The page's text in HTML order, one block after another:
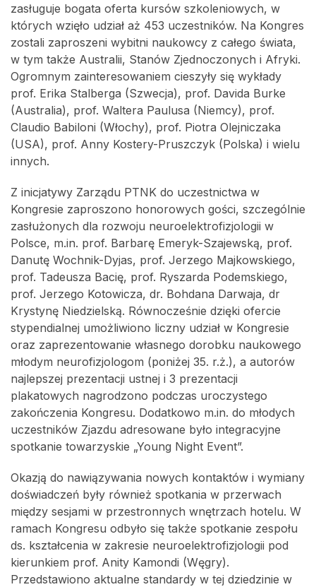
zasługuje bogata oferta kursów szkoleniowych, w
których wzięło udział aż 453 uczestników. Na Kongres
zostali zaproszeni wybitni naukowcy z całego świata,
w tym także Australii, Stanów Zjednoczonych i Afryki.
Ogromnym zainteresowaniem cieszyły się wykłady
prof. Erika Stalberga (Szwecja), prof. Davida Burke
(Australia), prof. Waltera Paulusa (Niemcy), prof.
Claudio Babiloni (Włochy), prof. Piotra Olejniczaka
(USA), prof. Anny Kostery-Pruszczyk (Polska) i wielu
innych.
Z inicjatywy Zarządu PTNK do uczestnictwa w
Kongresie zaproszono honorowych gości, szczególnie
zasłużonych dla rozwoju neuroelektrofizjologii w
Polsce, m.in. prof. Barbarę Emeryk-Szajewską, prof.
Danutę Wochnik-Dyjas, prof. Jerzego Majkowskiego,
prof. Tadeusza Bacię, prof. Ryszarda Podemskiego,
prof. Jerzego Kotowicza, dr. Bohdana Darwaja, dr
Krystynę Niedzielską. Równocześnie dzięki ofercie
stypendialnej umożliwiono liczny udział w Kongresie
oraz zaprezentowanie własnego dorobku naukowego
młodym neurofizjologom (poniżej 35. r.ż.), a autorów
najlepszej prezentacji ustnej i 3 prezentacji
plakatowych nagrodzono podczas uroczystego
zakończenia Kongresu. Dodatkowo m.in. do młodych
uczestników Zjazdu adresowane było integracyjne
spotkanie towarzyskie „Young Night Event”.
Okazją do nawiązywania nowych kontaktów i wymiany
doświadczeń były również spotkania w przerwach
między sesjami w przestronnych wnętrzach hotelu. W
ramach Kongresu odbyło się także spotkanie zespołu
ds. kształcenia w zakresie neuroelektrofizjologii pod
kierunkiem prof. Anity Kamondi (Węgry).
Przedstawiono aktualne standardy w tej dziedzinie w